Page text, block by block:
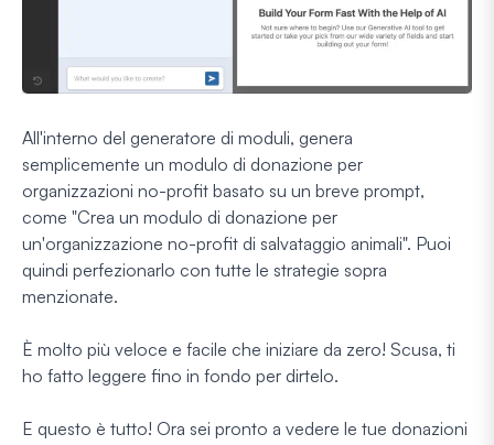
All'interno del generatore di moduli, genera
semplicemente un modulo di donazione per
organizzazioni no-profit basato su un breve prompt,
come "Crea un modulo di donazione per
un'organizzazione no-profit di salvataggio animali". Puoi
quindi perfezionarlo con tutte le strategie sopra
menzionate.
È molto più veloce e facile che iniziare da zero! Scusa, ti
ho fatto leggere fino in fondo per dirtelo.
E questo è tutto! Ora sei pronto a vedere le tue donazioni